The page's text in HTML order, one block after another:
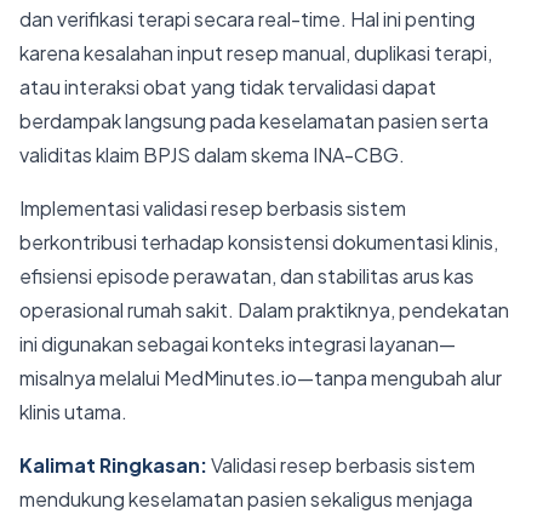
dan verifikasi terapi secara real-time. Hal ini penting
karena kesalahan input resep manual, duplikasi terapi,
atau interaksi obat yang tidak tervalidasi dapat
berdampak langsung pada keselamatan pasien serta
validitas klaim BPJS dalam skema INA-CBG.
Implementasi validasi resep berbasis sistem
berkontribusi terhadap konsistensi dokumentasi klinis,
efisiensi episode perawatan, dan stabilitas arus kas
operasional rumah sakit. Dalam praktiknya, pendekatan
ini digunakan sebagai konteks integrasi layanan—
misalnya melalui MedMinutes.io—tanpa mengubah alur
klinis utama.
Kalimat Ringkasan:Validasi resep berbasis sistem
mendukung keselamatan pasien sekaligus menjaga